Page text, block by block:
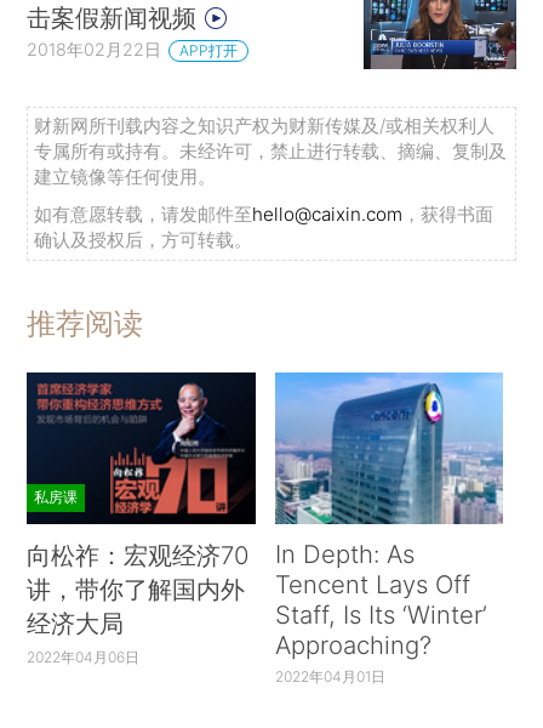
击案假新闻视频
2018年02月22日 APP打开
财新网所刊载内容之知识产权为财新传媒及/或相关权利人
专属所有或持有。未经许可，禁止进行转载、摘编、复制及
建立镜像等任何使用。
如有意愿转载，请发邮件至hello@caixin.com ，获得书面
确认及授权后，方可转载。
推荐阅读
私房课
向松祚：宏观经济70
讲，带你了解国内外
经济大局
2022年04月06日
In Depth: As
Tencent Lays Off
Staff, Is Its ‘Winter’
Approaching?
2022年04月01日